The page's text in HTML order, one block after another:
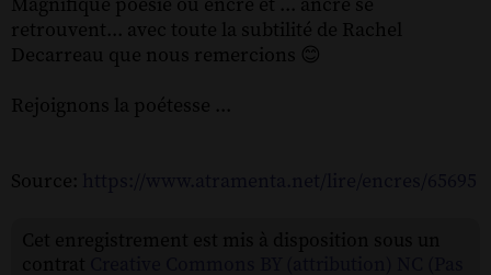
retrouvent... avec toute la subtilité de Rachel
Decarreau que nous remercions 😊
Rejoignons la poétesse ...
Source: